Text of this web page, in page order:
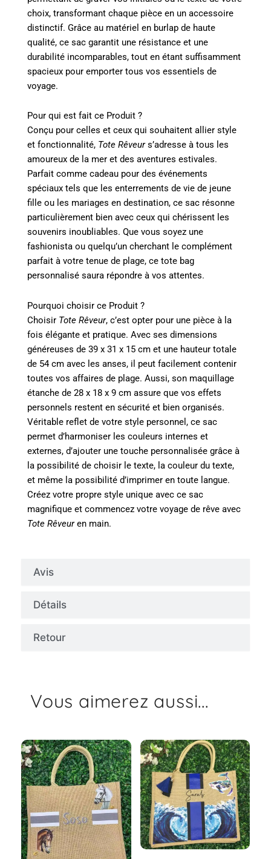
Avis
Détails
Retour
choix, transformant chaque pièce en un accessoire
distinctif. Grâce au matériel en burlap de haute
qualité, ce sac garantit une résistance et une
durabilité incomparables, tout en étant suffisamment
spacieux pour emporter tous vos essentiels de
voyage.
Pour qui est fait ce Produit ?
Conçu pour celles et ceux qui souhaitent allier style
et fonctionnalité, Tote Rêveurs’adresse à tous les
amoureux de la mer et des aventures estivales.
Parfait comme cadeau pour des événements
spéciaux tels que les enterrements de vie de jeune
fille ou les mariages en destination, ce sac résonne
particulièrement bien avec ceux qui chérissent les
souvenirs inoubliables. Que vous soyez une
fashionista ou quelqu’un cherchant le complément
parfait à votre tenue de plage, ce tote bag
personnalisé saura répondre à vos attentes.
Pourquoi choisir ce Produit ?
Choisir Tote Rêveur, c’est opter pour une pièce à la
fois élégante et pratique. Avec ses dimensions
généreuses de 39 x 31 x 15 cm et une hauteur totale
de 54 cm avec les anses, il peut facilement contenir
toutes vos affaires de plage. Aussi, son maquillage
étanche de 28 x 18 x 9 cm assure que vos effets
personnels restent en sécurité et bien organisés.
Véritable reflet de votre style personnel, ce sac
permet d’harmoniser les couleurs internes et
externes, d’ajouter une touche personnalisée grâce à
la possibilité de choisir le texte, la couleur du texte,
et même la possibilité d’imprimer en toute langue.
Créez votre propre style unique avec ce sac
magnifique et commencez votre voyage de rêve avec
Tote Rêveuren main.
Vous aimerez aussi...